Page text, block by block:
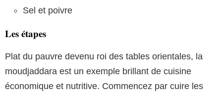
Sel et poivre
Les étapes
Plat du pauvre devenu roi des tables orientales, la
moudjaddara est un exemple brillant de cuisine
économique et nutritive. Commencez par cuire les